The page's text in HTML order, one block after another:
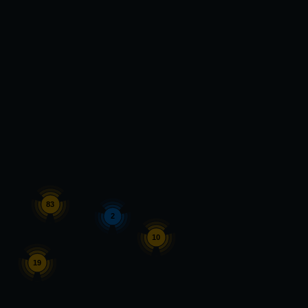
83
10
2
19